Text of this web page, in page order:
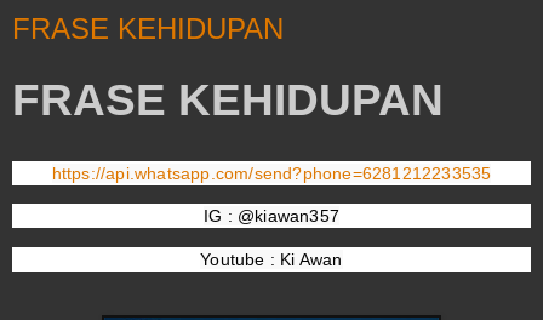
FRASE KEHIDUPAN
FRASE KEHIDUPAN
https://api.whatsapp.com/send?phone=6281212233535
IG : @kiawan357
Youtube : Ki Awan